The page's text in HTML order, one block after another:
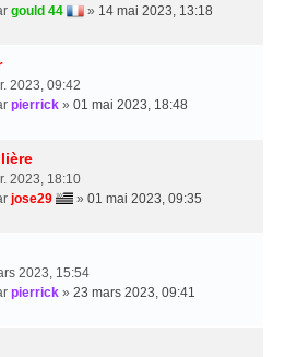
gould 44 » 14 mai 2023, 13:18
2023, 09:42
pierrick » 01 mai 2023, 18:48
2023, 18:10
jose29 » 01 mai 2023, 09:35
2023, 15:54
pierrick » 23 mars 2023, 09:41